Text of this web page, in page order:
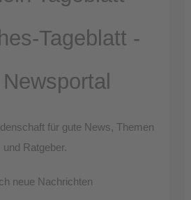
Tageblatt -
für gute News, Themen
und Ratgeber.
neue Nachrichten